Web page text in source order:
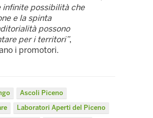
infinite possibilità che
e la spinta
possono
per i territori”,
i promotori.
Ascoli Piceno
Laboratori Aperti del Piceno